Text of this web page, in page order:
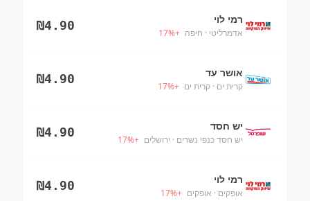
רמי לוי
אדמרליטי · חיפה +
17%
₪4.90
אושר עד
קרית ים · קרית ים +
17%
₪4.90
יש חסד
יש חסד כנפי נשרים · ירושלים +
17%
₪4.90
רמי לוי
אופקים · אופקים +
17%
₪4.90